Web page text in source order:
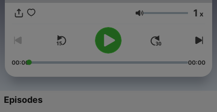
https://linktr.ee/conspiraciones Si deseas contribuir a nuestro
https://www.patreon.com/conspiraciones21
Volume 1 x
00:00 00:00
Episodes